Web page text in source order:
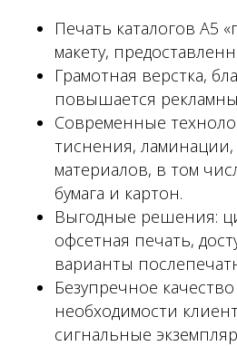
Печать каталогов А5
макету,
Грамотная верстка,
повышается
Современные
тиснения,
материалов, в том
бумага и картон.
Выгодные решения:
офсетная печать,
варианты
Безупречное
необходимости
сигнальные